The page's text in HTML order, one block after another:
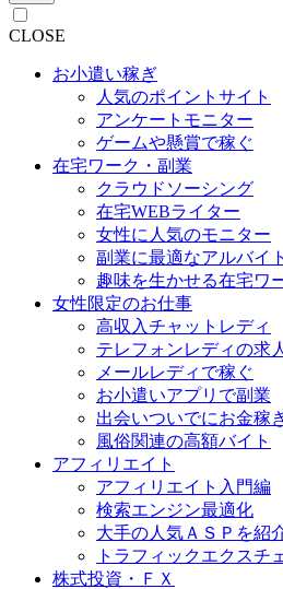
CLOSE
お小遣い稼ぎ
人気のポイントサイト
アンケートモニター
ゲームや懸賞で稼ぐ
在宅ワーク・副業
クラウドソーシング
在宅WEBライター
女性に人気のモニター
副業に最適なアルバイト
趣味を生かせる在宅ワ
女性限定のお仕事
高収入チャットレディ
テレフォンレディの求人
メールレディで稼ぐ
お小遣いアプリで副業
出会いついでにお金稼
風俗関連の高額バイト
アフィリエイト
アフィリエイト入門編
検索エンジン最適化
大手の人気ＡＳＰを紹
トラフィックエクスチ
株式投資・ＦＸ